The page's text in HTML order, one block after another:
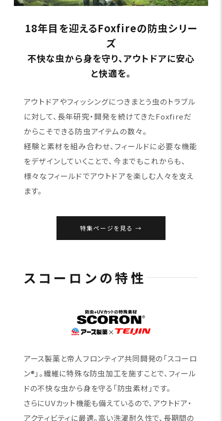
18年目を迎えるFoxfireの防虫シリー
ズ
不快な虫から身を守り、アウトドアに安心
と快適を。
アウトドアやフィッシングにつきまとう虫のトラブル
に対して、長年研究・開発を続けてきたFoxfireだ
からこそできる防虫アイテムの数々。
経験と素材を組み合わせ、フィールドに必要な機能
をデザインしていくことで、今までもこれからも、
様々なフィールドでアウトドアを楽しむ人々を支え
ます。
特集ページを見る
スコーロンの特性
アース製薬と帝人フロンティア共同開発の「スコーロ
ン®」。繊維に特殊な防虫加工を施すことで、フィール
ドの不快な虫から身を守る「防虫素材」です。
さらにUVカット機能も備えているので、アウトドア・
アクティビティに最適。高い洗濯耐久性で、長期間の